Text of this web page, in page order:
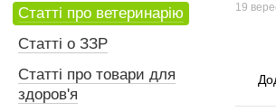
19
Статті про ветеринарію
Статті о ЗЗР
Статті про товари для
здоров'я